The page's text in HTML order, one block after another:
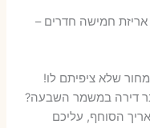
ש"ח שירותי אריזת חמישה חדרים –
שלא ציפיתם לו!
דירה במשמר השבעה?
הסוחף, עליכם